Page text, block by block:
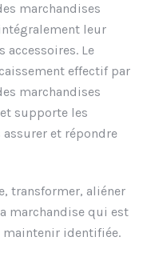
marchandises
leur
Le
effectif par
marchandises
supporte les
et répondre
transformer, aliéner
marchandise qui est
maintenir identifiée.